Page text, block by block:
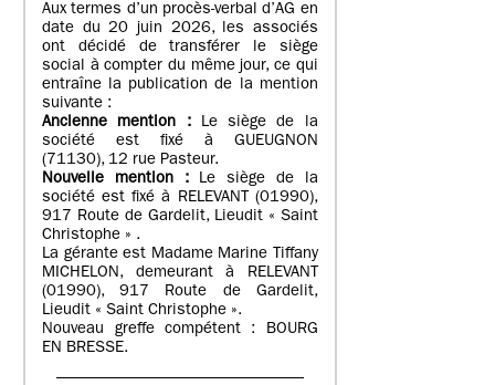
Aux termes d’un procès-verbal d’AG en
date du 20 juin 2026, les associés
ont décidé de transférer le siège
social à compter du même jour, ce qui
entraîne la publication de la mention
suivante :
Ancienne mention : Le siège de la
société est fixé à GUEUGNON
(71130), 12 rue Pasteur.
Nouvelle mention : Le siège de la
société est fixé à RELEVANT (01990),
917 Route de Gardelit, Lieudit « Saint
Christophe » .
La gérante est Madame Marine Tiffany
MICHELON, demeurant à RELEVANT
(01990), 917 Route de Gardelit,
Lieudit « Saint Christophe ».
Nouveau greffe compétent : BOURG
EN BRESSE.